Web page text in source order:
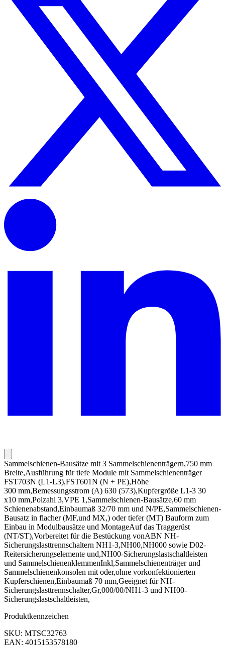
Sammelschienen-Bausätze mit 3 Sammelschienenträgern,750 mm
Breite,Ausführung für tiefe Module mit Sammelschienenträger
FST703N (L1-L3),FST601N (N + PE),Höhe
300 mm,Bemessungsstrom (A) 630 (573),Kupfergröße L1-3 30
x10 mm,Polzahl 3,VPE 1,Sammelschienen-Bausätze,60 mm
Schienenabstand,Einbaumaß 32/70 mm und N/PE,Sammelschienen-
Bausatz in flacher (MF,und MX,) oder tiefer (MT) Bauform zum
Einbau in Modulbausätze und MontageAuf das Traggerüst
(NT/ST),Vorbereitet für die Bestückung vonABN NH-
Sicherungslasttrennschaltern NH1-3,NH00,NH000 sowie D02-
Reitersicherungselemente und,NH00-Sicherungslastschaltleisten
und SammelschienenklemmenInkl,Sammelschienenträger und
Sammelschienenkonsolen mit oder,ohne vorkonfektionierten
Kupferschienen,Einbaumaß 70 mm,Geeignet für NH-
Sicherungslasttrennschalter,Gr,000/00/NH1-3 und NH00-
Sicherungslastschaltleisten,
Produktkennzeichen
SKU: MTSC32763
EAN: 4015153578180